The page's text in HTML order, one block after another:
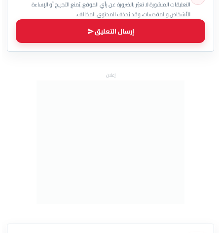
التعليقات المنشورة لا تعبّر بالضرورة عن رأي الموقع. يُمنع التجريح أو الإساءة
للأشخاص والمقدسات، وقد يُحذف المحتوى المخالف.
إرسال التعليق
إعلان